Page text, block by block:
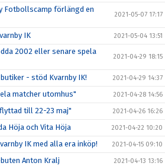
Fotbollscamp förlängd en
2021-05-07 17:17
IK 2021-05-04 13:51
2002 eller senare spela
2021-04-29 18:15
- stöd Kvarnby IK! 2021-04-29 14:37
matcher utomhus" 2021-04-28 14:56
till 22-23 maj" 2021-04-26 16:26
Höja och Vita Höja 2021-04-22 10:20
IK med alla era inköp! 2021-04-15 09:10
Anton Kralj 2021-04-13 13:16